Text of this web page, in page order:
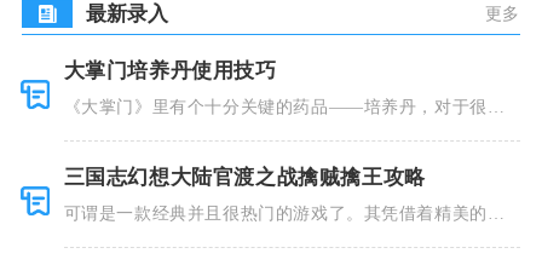
最新录入 更多
大掌门培养丹使用技巧
《大掌门》里有个十分关键的药品——培养丹，对于很多
三国志幻想大陆官渡之战擒贼擒王攻略
可谓是一款经典并且很热门的游戏了。其凭借着精美的画